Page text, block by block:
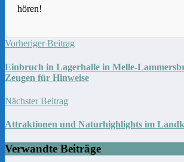
hören!
Vorheriger Beitrag
Einbruch in Lagerhalle in Melle-
Zeugen für Hinweise
Nächster Beitrag
Attraktionen und Naturhighlights im
Verwandte Beiträge